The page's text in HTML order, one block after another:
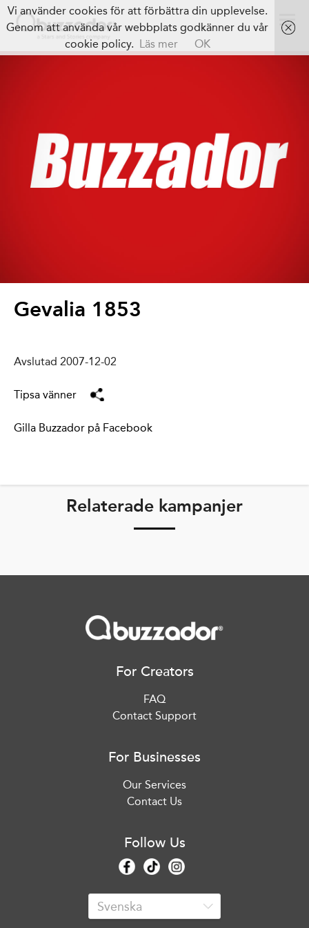
Gevalia 1853
Avslutad 2007-12-02
Tipsa vänner
Gilla Buzzador på Facebook
Relaterade kampanjer
For Creators
FAQ
Contact Support
For Businesses
Our Services
Contact Us
Follow Us
Vi använder cookies för att förbättra din upplevelse.
Genom att använda vår webbplats godkänner du vår
cookie policy. Läs mer OK